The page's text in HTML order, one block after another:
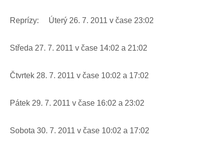
Reprízy: Úterý 26. 7. 2011 v čase 23:02
Středa 27. 7. 2011 v čase 14:02 a 21:02
Čtvrtek 28. 7. 2011 v čase 10:02 a 17:02
Pátek 29. 7. 2011 v čase 16:02 a 23:02
Sobota 30. 7. 2011 v čase 10:02 a 17:02